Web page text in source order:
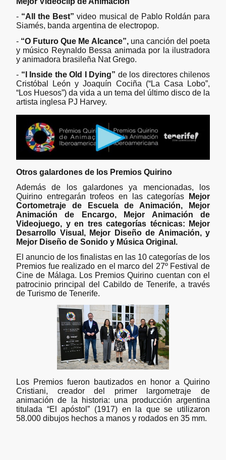
- “All the Best”video musical de Pablo Roldán para
Siamés, banda argentina de electropop.
- “O Futuro Que Me Alcance”, una canción del poeta
y músico Reynaldo Bessa animada por la ilustradora
y animadora brasileña Nat Grego.
- “I Inside the Old I Dying” de los directores chilenos
Cristóbal León y Joaquín Cociña (“La Casa Lobo”,
“Los Huesos”) da vida a un tema del último disco de la
artista inglesa PJ Harvey.
Otros galardones de los Premios Quirino
Además de los galardones ya mencionadas, los
Quirino entregarán trofeos en las categorías
Mejor
Cortometraje de Escuela de Animación, Mejor
Animación de Encargo, Mejor Animación de
Videojuego, y en tres categorías técnicas: Mejor
Desarrollo Visual, Mejor Diseño de Animación, y
Mejor Diseño de Sonido y Música Original.
El anuncio de los finalistas en las 10 categorías de los
Premios fue realizado en el marco del 27º Festival de
Cine de Málaga. Los Premios Quirino cuentan con el
patrocinio principal del Cabildo de Tenerife, a través
de Turismo de Tenerife.
Los Premios fueron bautizados en honor a Quirino
Cristiani, creador del primer largometraje de
animación de la historia: una producción argentina
titulada “El apóstol” (1917) en la que se utilizaron
58.000 dibujos hechos a manos y rodados en 35 mm.